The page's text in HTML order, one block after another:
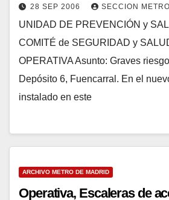
28 SEP 2006 SECCION
UNIDAD DE PREVENCIÓN y
COMITÉ de SEGURIDAD y
OPERATIVA Asunto: Graves
Depósito 6, Fuencarral. En el
instalado en este
ARCHIVO METRO DE MADRID
Operativa, Escaleras de